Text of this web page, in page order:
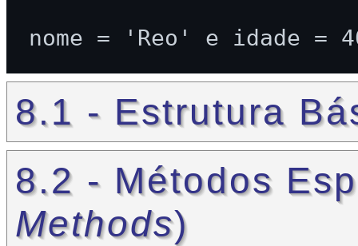
8.1 - Estrutura
8.2 - Métodos
Methods)